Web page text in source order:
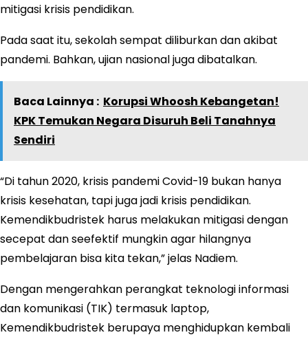
mitigasi krisis pendidikan.
Pada saat itu, sekolah sempat diliburkan dan akibat
pandemi. Bahkan, ujian nasional juga dibatalkan.
Baca Lainnya : Korupsi Whoosh Kebangetan!
KPK Temukan Negara Disuruh Beli Tanahnya
Sendiri
“Di tahun 2020, krisis pandemi Covid-19 bukan hanya
krisis kesehatan, tapi juga jadi krisis pendidikan.
Kemendikbudristek harus melakukan mitigasi dengan
secepat dan seefektif mungkin agar hilangnya
pembelajaran bisa kita tekan,” jelas Nadiem.
Dengan mengerahkan perangkat teknologi informasi
dan komunikasi (TIK) termasuk laptop,
Kemendikbudristek berupaya menghidupkan kembali